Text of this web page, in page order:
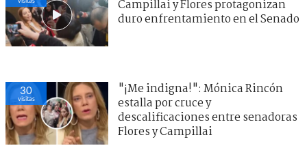
Campillai y Flores protagonizan
duro enfrentamiento en el Senado
30
visitas
"¡Me indigna!": Mónica Rincón
estalla por cruce y
descalificaciones entre senadoras
Flores y Campillai